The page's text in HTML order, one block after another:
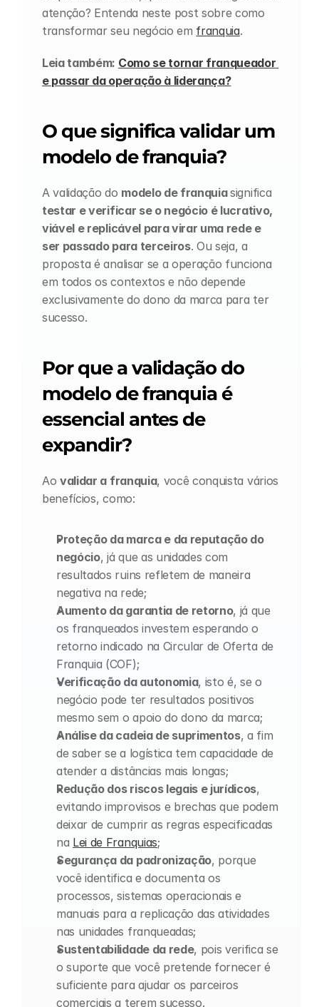
atenção? Entenda neste post sobre como
transformar seu negócio em franquia.
Leia também: Como se tornar franqueador
e passar da operação à liderança?
O que significa validar um
modelo de franquia?
A validação do modelo de franquia
testar e verificar se o negócio é lucrativo,
viável e replicável para virar uma rede e
ser passado para terceiros. Ou seja, a
proposta é analisar se a operação funciona
em todos os contextos e não depende
exclusivamente do dono da marca para ter
sucesso.
Por que a validação do
modelo de franquia é
essencial antes de
expandir?
Ao validar a franquia, você conquista vários
benefícios, como:
Proteção da marca e da reputação do
negócio, já que as unidades com
resultados ruins refletem de maneira
negativa na rede;
Aumento da garantia de retorno, já que
os franqueados investem esperando o
retorno indicado na Circular de Oferta de
Franquia (COF);
Verificação da autonomia, isto é, se o
negócio pode ter resultados positivos
mesmo sem o apoio do dono da marca;
Análise da cadeia de suprimentos, a fim
de saber se a logística tem capacidade de
atender a distâncias mais longas;
Redução dos riscos legais e jurídicos,
evitando improvisos e brechas que podem
deixar de cumprir as regras especificadas
na Lei de Franquias;
Segurança da padronização, porque
você identifica e documenta os
processos, sistemas operacionais e
manuais para a replicação das atividades
nas unidades franqueadas;
Sustentabilidade da rede, pois verifica se
o suporte que você pretende fornecer é
suficiente para ajudar os parceiros
comerciais a terem sucesso.